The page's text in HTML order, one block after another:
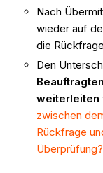
Nach
wieder auf
die
Den
weiterleiten
zwischen
Rückfrage
Überprüfung?